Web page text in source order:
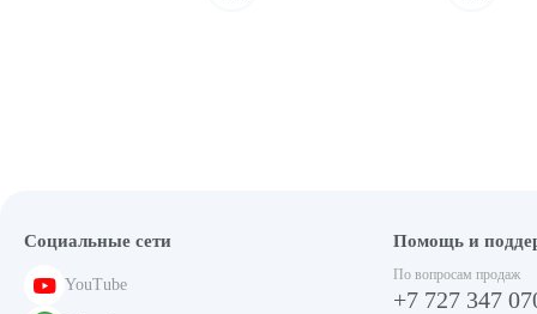
Социальные сети
YouTube
Помощь и
По вопросам продаж
+7 727 347